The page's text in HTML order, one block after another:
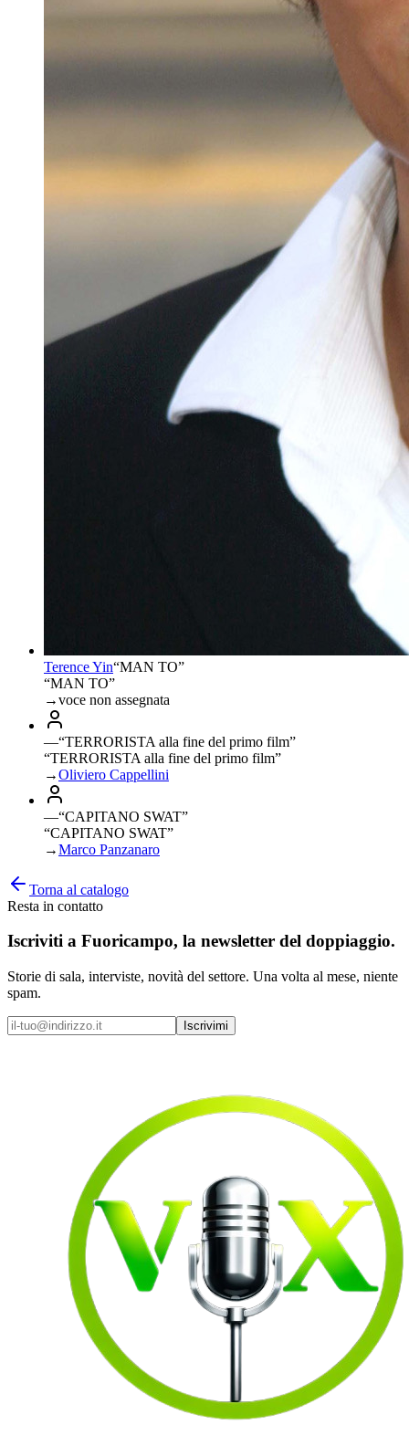
Terence Yin“MAN TO”
“MAN TO”
→voce non assegnata
—“TERRORISTA alla fine del primo film”
“TERRORISTA alla fine del primo film”
→Oliviero Cappellini
—“CAPITANO SWAT”
“CAPITANO SWAT”
→Marco Panzanaro
Torna al catalogo
Resta in contatto
Iscriviti a Fuoricampo, la newsletter del doppiaggio.
Storie di sala, interviste, novità del settore. Una volta al mese, niente
spam.
Iscrivimi